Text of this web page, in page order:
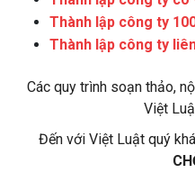
Thành lập công ty
Thành lập công ty
Các quy trình soạn thảo,
Việt
Đến với Việt Luật quý